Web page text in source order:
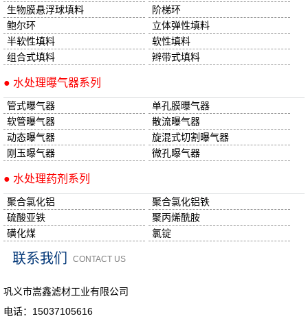
生物膜悬浮球填料
阶梯环
鲍尔环
立体弹性填料
半软性填料
软性填料
组合式填料
辫带式填料
● 水处理曝气器系列
管式曝气器
单孔膜曝气器
软管曝气器
散流曝气器
动态曝气器
旋混式切割曝气器
刚玉曝气器
微孔曝气器
● 水处理药剂系列
聚合氯化铝
聚合氯化铝铁
硫酸亚铁
聚丙烯酰胺
磺化煤
氯锭
联系我们 CONTACT US
巩义市嵩鑫滤材工业有限公司
电话：15037105616